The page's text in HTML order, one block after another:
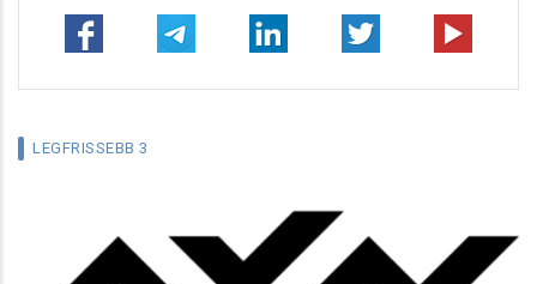
LEGFRISSEBB 3